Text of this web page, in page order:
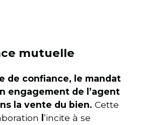
mutuelle
de confiance, le mandat
engagement de l’agent
la vente du bien. Cette
’incite à se